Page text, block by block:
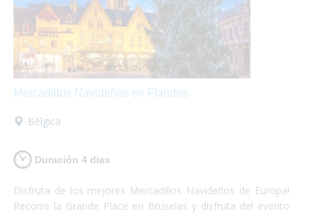
Mercadillos Navideños en Flandes
Bélgica
Duración 4 dias
Disfruta de los mejores Mercadillos Navideños de Europa!
Recorre la Grande Place en Bruselas y disfruta del evento